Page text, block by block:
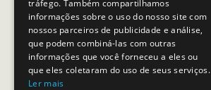
Dias úteis das 10h as 19h
SEGUE-NOS
tráfego. Também compartilhamos
informações sobre o uso do nosso site com
nossos parceiros de publicidade e análise,
que podem combiná-las com outras
informações que você forneceu a eles ou
que eles coletaram do uso de seus serviços.
Ler mais